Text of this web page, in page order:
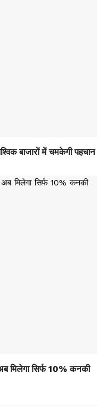
बाजारों में चमकेगी पहचान
मिलेगा सिर्फ 10% कनकी